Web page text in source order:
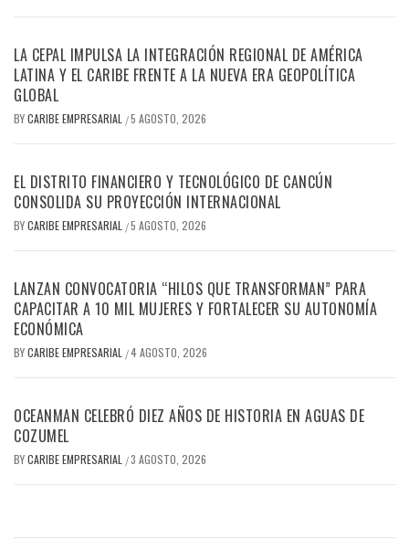
LA CEPAL IMPULSA LA INTEGRACIÓN REGIONAL DE AMÉRICA
LATINA Y EL CARIBE FRENTE A LA NUEVA ERA GEOPOLÍTICA
GLOBAL
BYCARIBE EMPRESARIAL /5 AGOSTO, 2026
EL DISTRITO FINANCIERO Y TECNOLÓGICO DE CANCÚN
CONSOLIDA SU PROYECCIÓN INTERNACIONAL
BYCARIBE EMPRESARIAL /5 AGOSTO, 2026
LANZAN CONVOCATORIA “HILOS QUE TRANSFORMAN” PARA
CAPACITAR A 10 MIL MUJERES Y FORTALECER SU AUTONOMÍA
ECONÓMICA
BYCARIBE EMPRESARIAL /4 AGOSTO, 2026
OCEANMAN CELEBRÓ DIEZ AÑOS DE HISTORIA EN AGUAS DE
COZUMEL
BYCARIBE EMPRESARIAL /3 AGOSTO, 2026